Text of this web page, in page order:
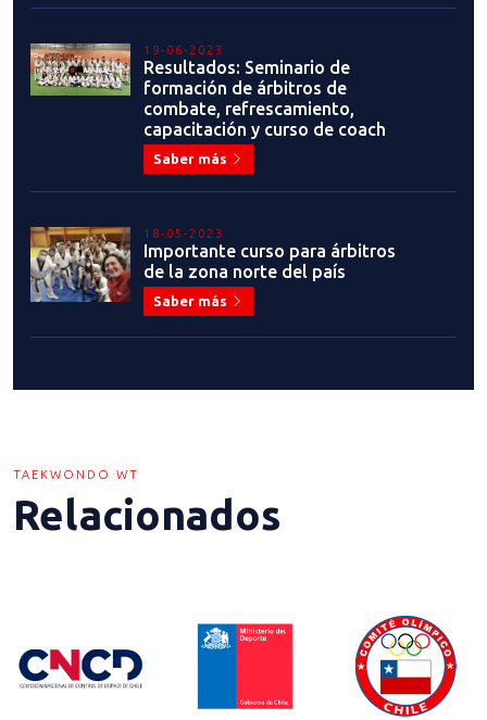
19-06-2023
Resultados: Seminario de
formación de árbitros de
combate, refrescamiento,
capacitación y curso de coach
Saber más
18-05-2023
Importante curso para árbitros
de la zona norte del país
Saber más
TAEKWONDO WT
Relacionados